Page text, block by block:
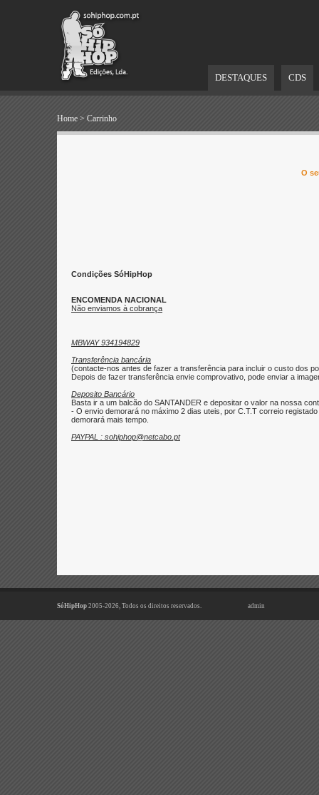
DESTAQUES CDS
Home > Carrinho
O
Condições SóHipHop
ENCOMENDA NACIONAL
Não enviamos à cobrança
MBWAY 934194829
Transferência bancária
(contacte-nos antes de fazer a transferência para incluir o custo dos
Depois de fazer transferência envie comprovativo, pode enviar a
Deposito Bancário
Basta ir a um balcão do SANTANDER e depositar o valor na nossa
- O envio demorará no máximo 2 dias uteis, por C.T.T correio
demorará mais tempo.
PAYPAL : sohiphop@netcabo.pt
SóHipHop 2005-2026, Todos os direitos reservados. admin